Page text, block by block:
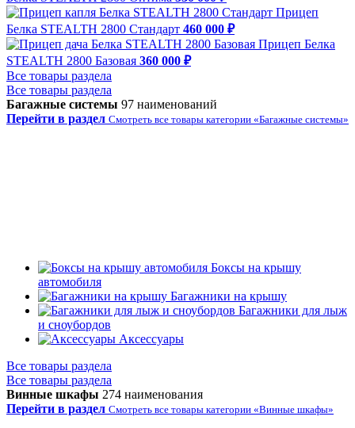
Прицеп
Белка STEALTH 2800 Стандарт 460 000 ₽
Прицеп Белка
STEALTH 2800 Базовая 360 000 ₽
Все товары раздела
Все товары раздела
Багажные системы 97 наименований
Перейти в раздел Смотреть все товары категории «Багажные системы»
Боксы на крышу
автомобиля
Багажники на крышу
Багажники для лыж
и сноубордов
Аксессуары
Все товары раздела
Все товары раздела
Винные шкафы 274 наименования
Перейти в раздел Смотреть все товары категории «Винные шкафы»